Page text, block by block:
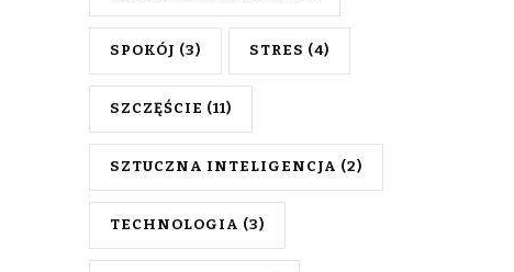
SPOKÓJ (3) STRES (4)
SZCZĘŚCIE (11)
SZTUCZNA INTELIGENCJA (2)
TECHNOLOGIA (3)